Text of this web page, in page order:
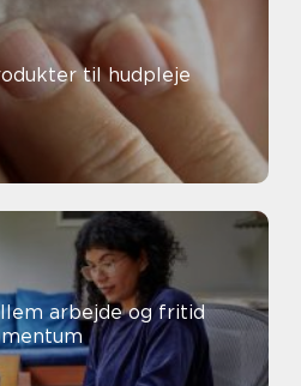
til hudpleje
arbejde og fritid